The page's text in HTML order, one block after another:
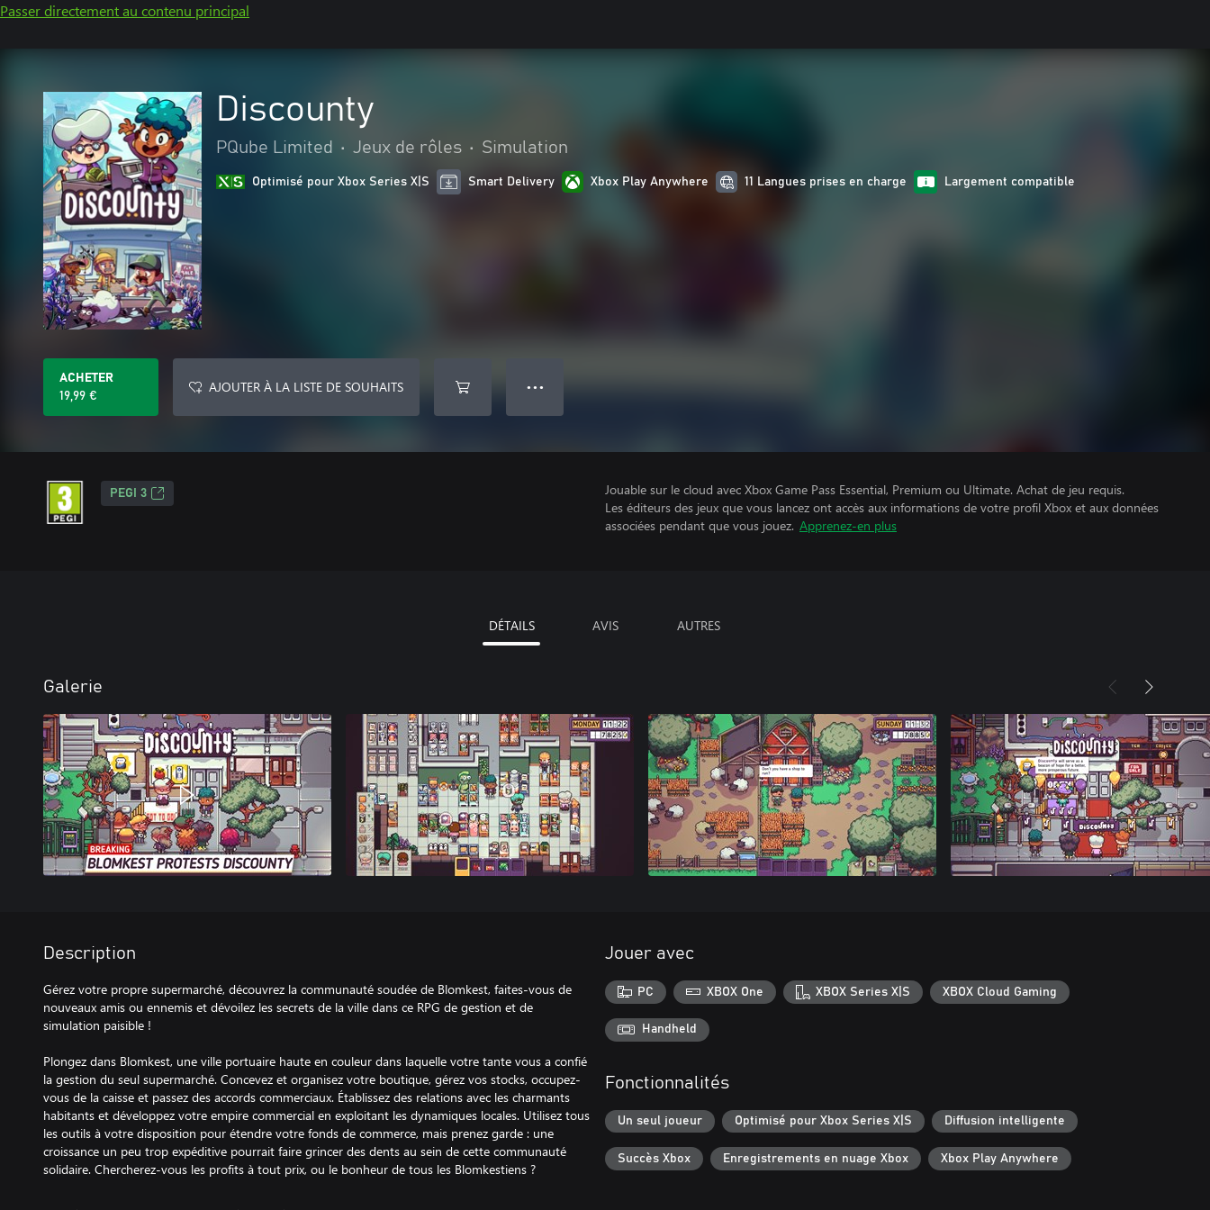
Passer directement au contenu principal
Discounty
PQube Limited • Jeux de rôles • Simulation
Optimisé pour Xbox Series X|S Smart Delivery Xbox Play Anywhere 11 Langues prises en charge Largement compatible
ACHETER
19,99 €
AJOUTER À LA LISTE DE SOUHAITS ● ● ●
PEGI 3
Jouable sur le cloud avec Xbox Game Pass Essential, Premium ou Ultimate. Achat de jeu requis.
Les éditeurs des jeux que vous lancez ont accès aux informations de votre profil Xbox et aux données
associées pendant que vous jouez. Apprenez-en plus
DÉTAILS AVIS AUTRES
Galerie
Description
Gérez votre propre supermarché, découvrez la communauté soudée de Blomkest, faites-vous de
nouveaux amis ou ennemis et dévoilez les secrets de la ville dans ce RPG de gestion et de
simulation paisible !
Plongez dans Blomkest, une ville portuaire haute en couleur dans laquelle votre tante vous a confié
la gestion du seul supermarché. Concevez et organisez votre boutique, gérez vos stocks, occupez-
vous de la caisse et passez des accords commerciaux. Établissez des relations avec les charmants
habitants et développez votre empire commercial en exploitant les dynamiques locales. Utilisez tous
les outils à votre disposition pour étendre votre fonds de commerce, mais prenez garde : une
croissance un peu trop expéditive pourrait faire grincer des dents au sein de cette communauté
solidaire. Chercherez-vous les profits à tout prix, ou le bonheur de tous les Blomkestiens ?
Jouer avec
PC XBOX One XBOX Series X|S XBOX Cloud Gaming
Handheld
Fonctionnalités
Un seul joueur Optimisé pour Xbox Series X|S Diffusion intelligente
Succès Xbox Enregistrements en nuage Xbox Xbox Play Anywhere